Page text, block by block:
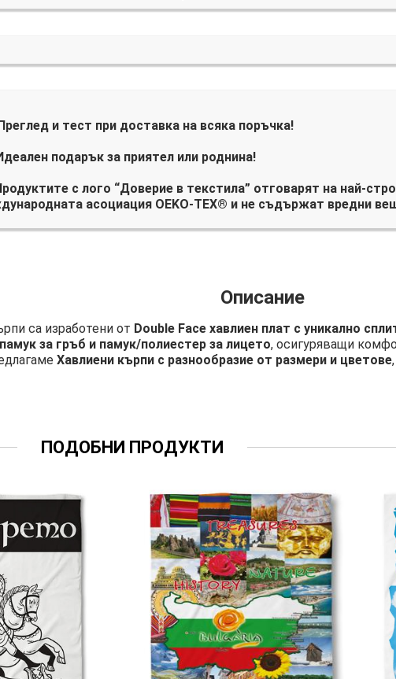
и тест при доставка на всяка поръчка!
подарък за приятел или роднина!
с лого “Доверие в текстила” отговарят на най-
асоциация OEKO-TEX® и не съдържат вредни
Описание
са изработени от Double Face хавлиен плат с уникално
за гръб и памук/полиестер за лицето, осигуряващи
Хавлиени кърпи с разнообразие от размери и цветове
ПОДОБНИ ПРОДУКТИ